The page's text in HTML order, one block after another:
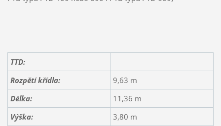
TTD:
Rozpětí křídla:
9,63 m
Délka:
11,36 m
Výška:
3,80 m